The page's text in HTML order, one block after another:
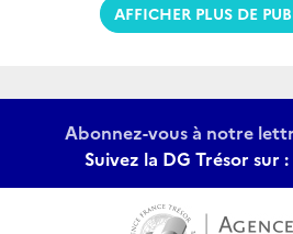
AFFICHER PLUS DE
Abonnez-vous à notre
Suivez la DG Trésor sur :